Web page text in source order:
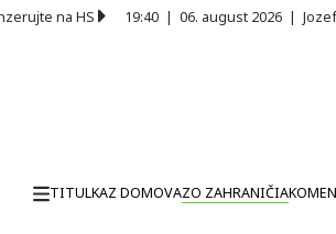
na HS 19:40 | 06. august 2026 |
TITULKAZ DOMOVAZO ZAHRANIČIA